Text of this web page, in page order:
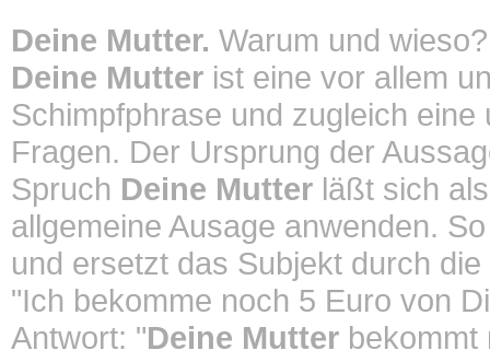
Deine Mutter. Warum und wieso?
Deine Mutter ist eine vor allem
Schimpfphrase und zugleich
Fragen. Der Ursprung der
Spruch Deine Mutter läßt sich
allgemeine Ausage anwenden.
und ersetzt das Subjekt durch
"Ich bekomme noch 5 Euro von
Antwort: "Deine Mutter bekommt